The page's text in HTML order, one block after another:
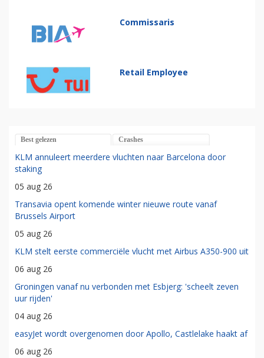
Commissaris
Retail Employee
Best gelezen Crashes
KLM annuleert meerdere vluchten naar Barcelona door
staking
05 aug 26
Transavia opent komende winter nieuwe route vanaf
Brussels Airport
05 aug 26
KLM stelt eerste commerciële vlucht met Airbus A350-900 uit
06 aug 26
Groningen vanaf nu verbonden met Esbjerg: 'scheelt zeven
uur rijden'
04 aug 26
easyJet wordt overgenomen door Apollo, Castlelake haakt af
06 aug 26